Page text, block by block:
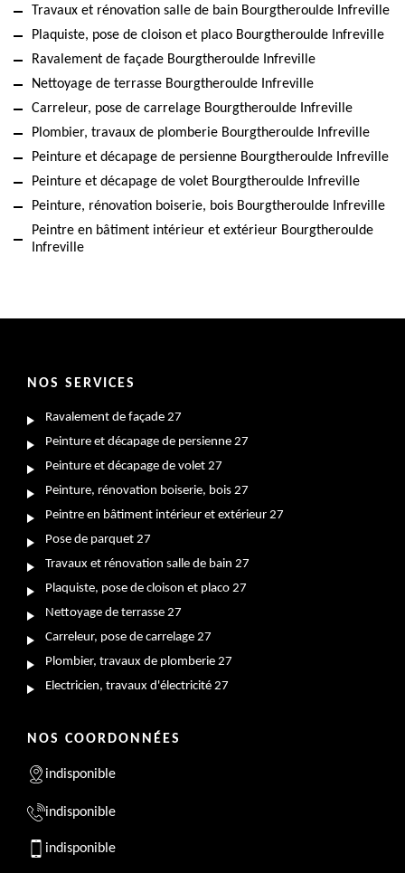
Travaux et rénovation salle de bain Bourgtheroulde Infreville
Plaquiste, pose de cloison et placo Bourgtheroulde Infreville
Ravalement de façade Bourgtheroulde Infreville
Nettoyage de terrasse Bourgtheroulde Infreville
Carreleur, pose de carrelage Bourgtheroulde Infreville
Plombier, travaux de plomberie Bourgtheroulde Infreville
Peinture et décapage de persienne Bourgtheroulde Infreville
Peinture et décapage de volet Bourgtheroulde Infreville
Peinture, rénovation boiserie, bois Bourgtheroulde Infreville
Peintre en bâtiment intérieur et extérieur Bourgtheroulde
Infreville
NOS SERVICES
Ravalement de façade 27
Peinture et décapage de persienne 27
Peinture et décapage de volet 27
Peinture, rénovation boiserie, bois 27
Peintre en bâtiment intérieur et extérieur 27
Pose de parquet 27
Travaux et rénovation salle de bain 27
Plaquiste, pose de cloison et placo 27
Nettoyage de terrasse 27
Carreleur, pose de carrelage 27
Plombier, travaux de plomberie 27
Electricien, travaux d'électricité 27
NOS COORDONNÉES
indisponible
indisponible
indisponible